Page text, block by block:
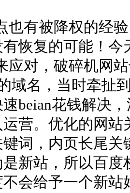
也有被降权的经
恢复的可能！
应对，破碎机网
域名，当时牵扯
beian花钱解决
运营。优化的网
词，内页长尾
新站，所以百
会给予一个新